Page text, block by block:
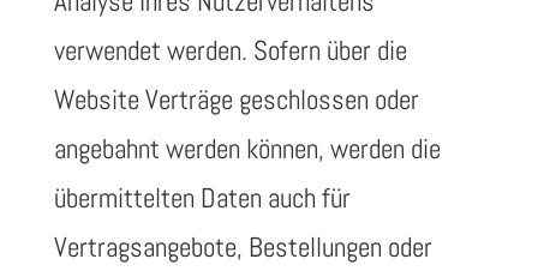
verwendet werden. Sofern über die
Website Verträge geschlossen oder
angebahnt werden können, werden die
übermittelten Daten auch für
Vertragsangebote, Bestellungen oder